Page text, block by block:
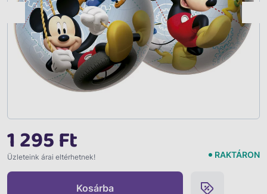
Vissza
1 295 Ft
Üzleteink árai eltérhetnek! RAKTÁRON
Kosárba